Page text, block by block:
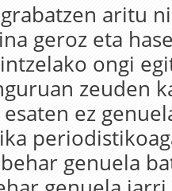
aritu
geroz eta
ongi
zeuden
ez
genuela